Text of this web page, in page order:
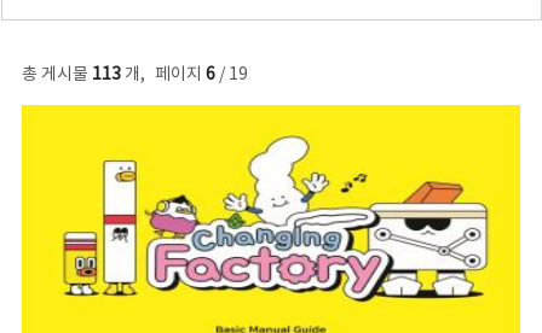
총 게시물 113개, 페이지 6/ 19